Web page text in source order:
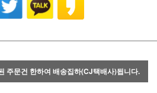
주문건 한하여 배송집하(CJ택배사)됩니다.